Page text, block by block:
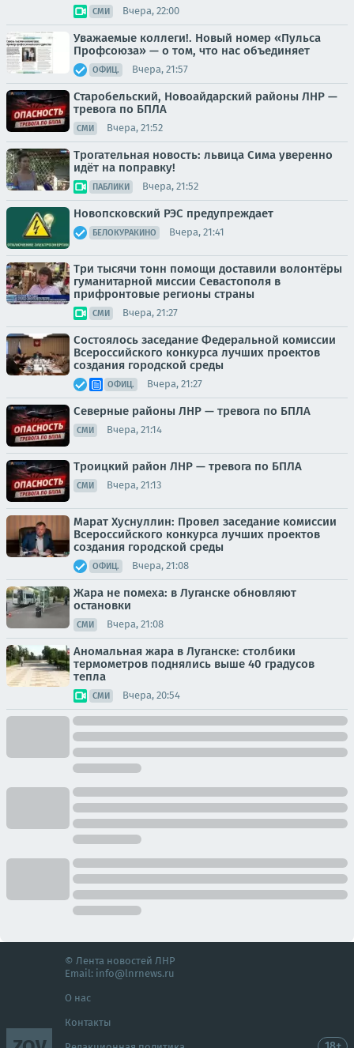
СМИ Вчера, 22:00
Уважаемые коллеги!. Новый номер «Пульса
Профсоюза» — о том, что нас объединяет
ОФИЦ. Вчера, 21:57
Старобельский, Новоайдарский районы ЛНР —
тревога по БПЛА
СМИ Вчера, 21:52
Трогательная новость: львица Сима уверенно
идёт на поправку!
ПАБЛИКИ Вчера, 21:52
Новопсковский РЭС предупреждает
БЕЛОКУРАКИНО Вчера, 21:41
Три тысячи тонн помощи доставили волонтёры
гуманитарной миссии Севастополя в
прифронтовые регионы страны
СМИ Вчера, 21:27
Состоялось заседание Федеральной комиссии
Всероссийского конкурса лучших проектов
создания городской среды
ОФИЦ. Вчера, 21:27
Северные районы ЛНР — тревога по БПЛА
СМИ Вчера, 21:14
Троицкий район ЛНР — тревога по БПЛА
СМИ Вчера, 21:13
Марат Хуснуллин: Провел заседание комиссии
Всероссийского конкурса лучших проектов
создания городской среды
ОФИЦ. Вчера, 21:08
Жара не помеха: в Луганске обновляют
остановки
СМИ Вчера, 21:08
Аномальная жара в Луганске: столбики
термометров поднялись выше 40 градусов
тепла
СМИ Вчера, 20:54
© Лента новостей ЛНР
Email: info@lnrnews.ru
О нас
Контакты